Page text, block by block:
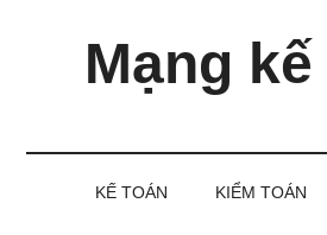
Mạng
KẾ TOÁN KIỂM TOÁN